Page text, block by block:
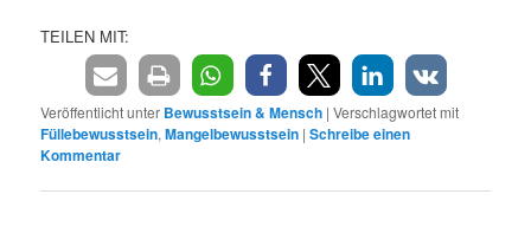
TEILEN MIT:
Veröffentlicht unter Bewusstsein & Mensch |Verschlagwortet mit
Füllebewusstsein,Mangelbewusstsein |Schreibe einen
Kommentar